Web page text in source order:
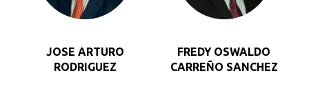
JOSE ARTURO
RODRIGUEZ
FREDY OSWALDO
CARREÑO SANCHEZ